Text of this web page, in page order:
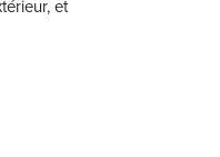
et